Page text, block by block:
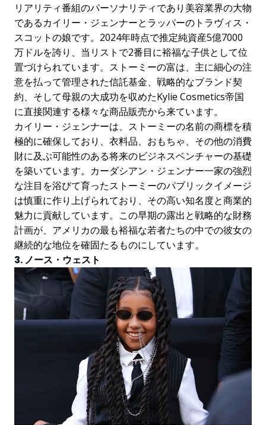
リアリティ番組のパーソナリティであり美容業界の大物
であるカイリー・ジェンナーとラッパーのトラヴィス・
スコットの娘です。2024年時点で推定純資産5億7000
万ドルを誇り、当リストで2番目に裕福な子供として位
置づけられています。ストーミーの富は、主に細心の注
意を払って管理された信託基金、戦略的なブランド契
約、そして母親の大成功を収めたKylie Cosmetics帝国
に直接関連する様々な商品販売から来ています。
カイリー・ジェンナーは、ストーミーの名前の商標を積
極的に確保しており、衣料品、おもちゃ、その他の消費
財に及ぶ可能性のある将来のビジネスベンチャーの基礎
を築いています。カーダシアン・ジェンナー一家の強烈
な注目を浴びて育ったストーミーのパブリックイメージ
は慎重に作り上げられており、その高い知名度と商業的
魅力に貢献しています。この早期の露出と戦略的な財務
計画が、アメリカの最も裕福な若者たちの中での彼女の
継続的な地位を確固たるものにしています。
3. ノース・ウェスト